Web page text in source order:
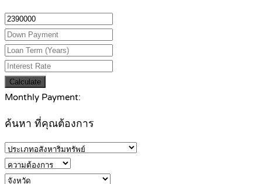
Calculate
Monthly Payment:
ค้นหา ที่คุณต้องการ